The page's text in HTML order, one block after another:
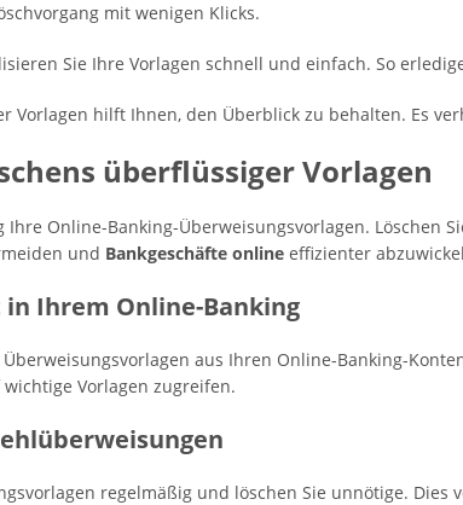
mit wenigen Klicks.
Sie Ihre Vorlagen schnell und einfach. So
Vorlagen hilft Ihnen, den Überblick zu behalten. Es
überflüssiger Vorlagen
Online-Banking-Überweisungsvorlagen. Löschen
und Bankgeschäfte online effizienter
in Ihrem Online-Banking
aus Ihren Online-Banking-
Vorlagen zugreifen.
regelmäßig und löschen Sie unnötige. Dies